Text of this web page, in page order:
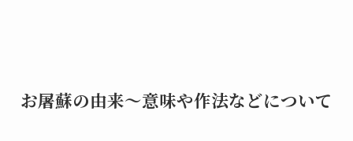
お屠蘇の由来～意味や作法などについて